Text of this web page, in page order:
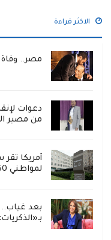
الاكثر قراءة
مصر.. وفاة
دعوات
من مصير
لمواطني 50 دولة
بعد